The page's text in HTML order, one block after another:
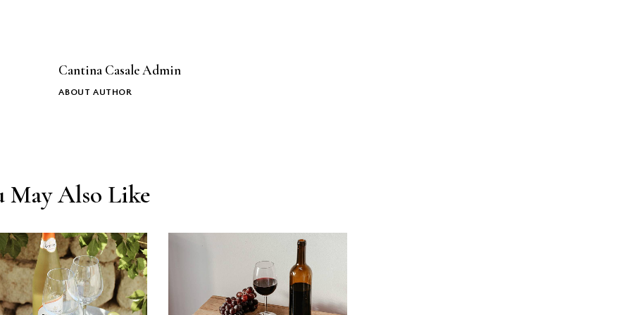
Cantina Casale Admin
ABOUT AUTHOR
May Also Like